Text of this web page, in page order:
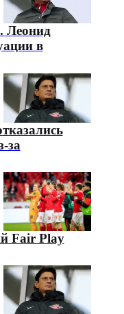
Леонид
в
за
Fair Play